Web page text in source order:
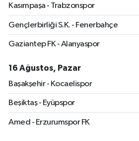
Kasımpaşa - Trabzonspor
Gençlerbirliği S.K. - Fenerbahçe
Gaziantep FK - Alanyaspor
16 Ağustos, Pazar
Başakşehir - Kocaelispor
Beşiktaş - Eyüpspor
Amed - Erzurumspor FK